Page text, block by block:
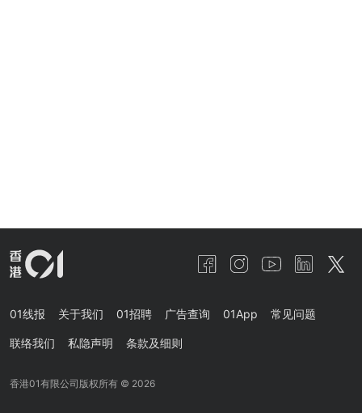
01线报 关于我们 01招聘 广告查询 01App 常见问题
联络我们 私隐声明 条款及细则
香港01有限公司版权所有 © 2026